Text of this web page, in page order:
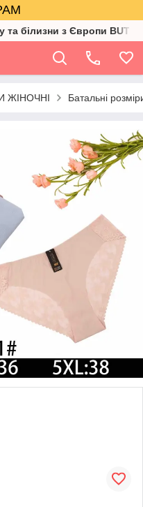
та білизни з Європи BUTIK
ЖІНОЧНІ Батальні